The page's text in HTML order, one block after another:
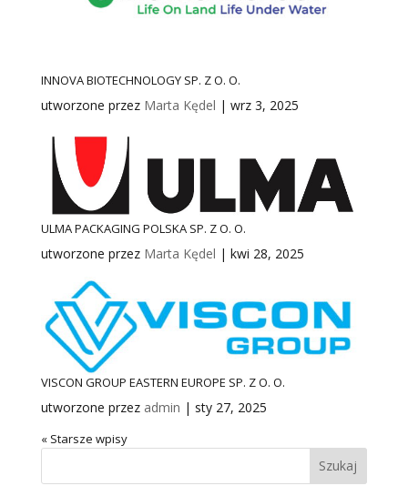
INNOVA BIOTECHNOLOGY SP. Z O. O.
utworzone przez Marta Kędel | wrz 3, 2025
ULMA PACKAGING POLSKA SP. Z O. O.
utworzone przez Marta Kędel | kwi 28, 2025
VISCON GROUP EASTERN EUROPE SP. Z O. O.
utworzone przez admin | sty 27, 2025
« Starsze wpisy
Szukaj